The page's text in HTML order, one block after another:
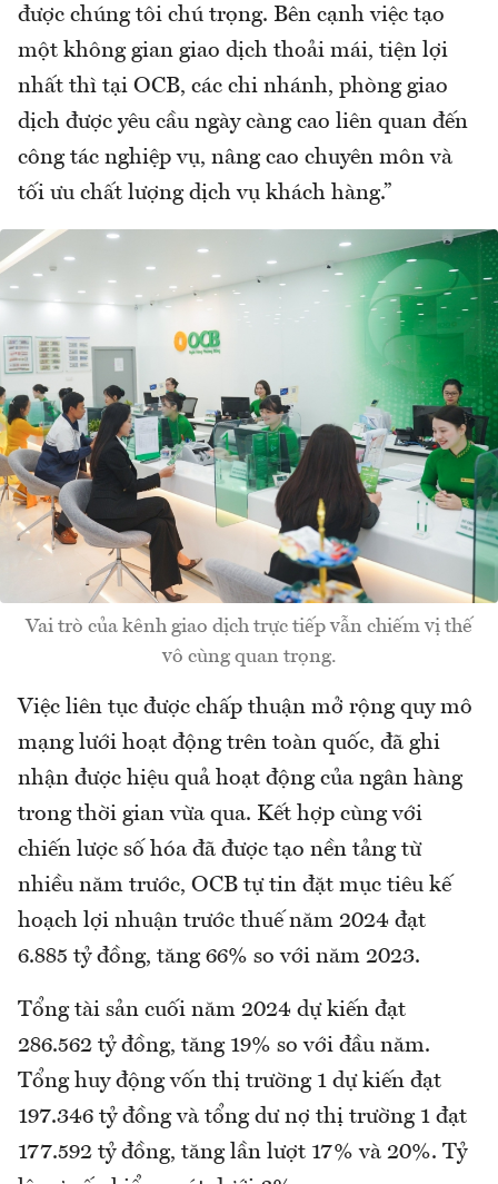
được chúng tôi chú trọng. Bên cạnh việc tạo
một không gian giao dịch thoải mái, tiện lợi
nhất thì tại OCB, các chi nhánh, phòng giao
dịch được yêu cầu ngày càng cao liên quan đến
công tác nghiệp vụ, nâng cao chuyên môn và
tối ưu chất lượng dịch vụ khách hàng.”
Vai trò của kênh giao dịch trực tiếp vẫn chiếm vị thế
vô cùng quan trọng.
Việc liên tục được chấp thuận mở rộng quy mô
mạng lưới hoạt động trên toàn quốc, đã ghi
nhận được hiệu quả hoạt động của ngân hàng
trong thời gian vừa qua. Kết hợp cùng với
chiến lược số hóa đã được tạo nền tảng từ
nhiều năm trước, OCB tự tin đặt mục tiêu kế
hoạch lợi nhuận trước thuế năm 2024 đạt
6.885 tỷ đồng, tăng 66% so với năm 2023.
Tổng tài sản cuối năm 2024 dự kiến đạt
286.562 tỷ đồng, tăng 19% so với đầu năm.
Tổng huy động vốn thị trường 1 dự kiến đạt
197.346 tỷ đồng và tổng dư nợ thị trường 1 đạt
177.592 tỷ đồng, tăng lần lượt 17% và 20%. Tỷ